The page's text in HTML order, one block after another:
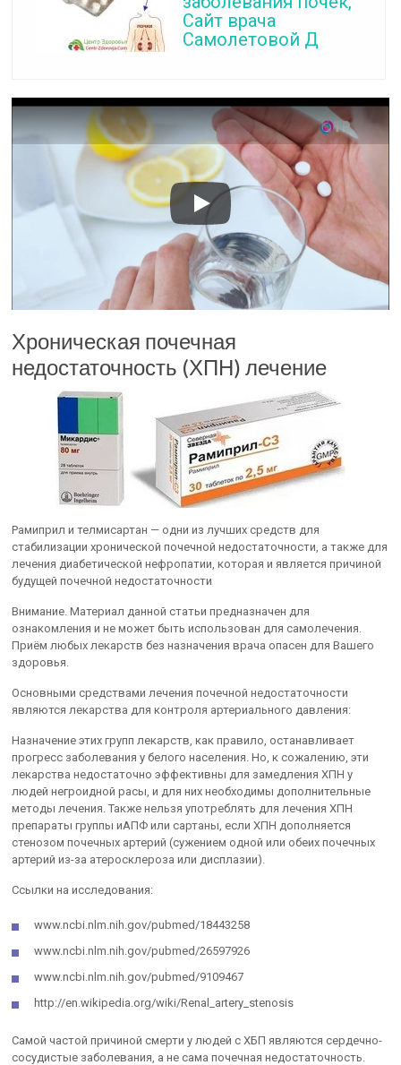
Сайт врача
Самолетовой Д
Хроническая почечная
недостаточность (ХПН) лечение
Рамиприл и телмисартан — одни из лучших средств для
стабилизации хронической почечной недостаточности, а также для
лечения диабетической нефропатии, которая и является причиной
будущей почечной недостаточности
Внимание. Материал данной статьи предназначен для
ознакомления и не может быть использован для самолечения.
Приём любых лекарств без назначения врача опасен для Вашего
здоровья.
Основными средствами лечения почечной недостаточности
являются лекарства для контроля артериального давления:
Назначение этих групп лекарств, как правило, останавливает
прогресс заболевания у белого населения. Но, к сожалению, эти
лекарства недостаточно эффективны для замедления ХПН у
людей негроидной расы, и для них необходимы дополнительные
методы лечения. Также нельзя употреблять для лечения ХПН
препараты группы иАПФ или сартаны, если ХПН дополняется
стенозом почечных артерий (сужением одной или обеих почечных
артерий из-за атеросклероза или дисплазии).
Ссылки на исследования:
www.ncbi.nlm.nih.gov/pubmed/18443258
www.ncbi.nlm.nih.gov/pubmed/26597926
www.ncbi.nlm.nih.gov/pubmed/9109467
http://en.wikipedia.org/wiki/Renal_artery_stenosis
Самой частой причиной смерти у людей с ХБП являются сердечно-
сосудистые заболевания, а не сама почечная недостаточность.